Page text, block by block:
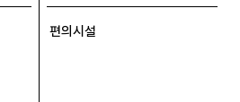
편의시설